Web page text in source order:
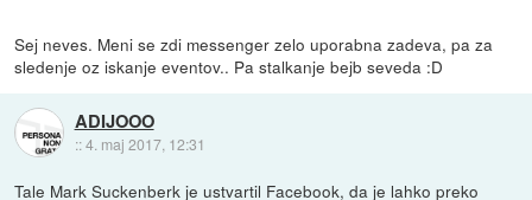
Sej neves. Meni se zdi messenger zelo uporabna zadeva, pa za
sledenje oz iskanje eventov.. Pa stalkanje bejb seveda :D
ADIJOOO
::4. maj 2017, 12:31
Tale Mark Suckenberk je ustvartil Facebook, da je lahko preko